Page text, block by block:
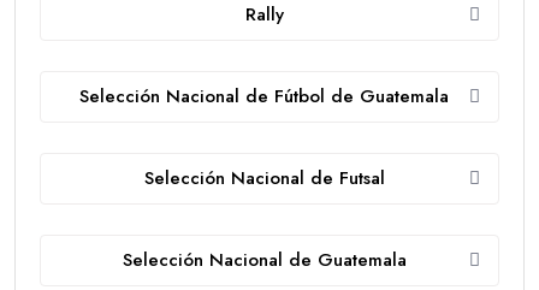
Rally
Selección Nacional de Fútbol de Guatemala
Selección Nacional de Futsal
Selección Nacional de Guatemala